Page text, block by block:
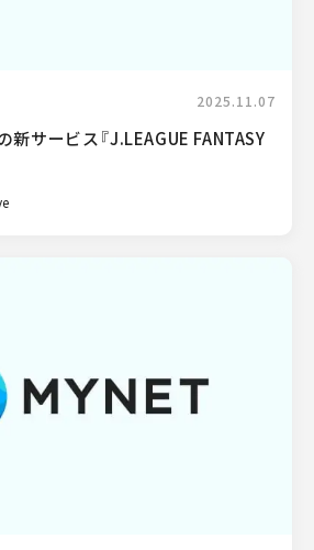
2025.11.07
新サービス『J.LEAGUE FANTASY